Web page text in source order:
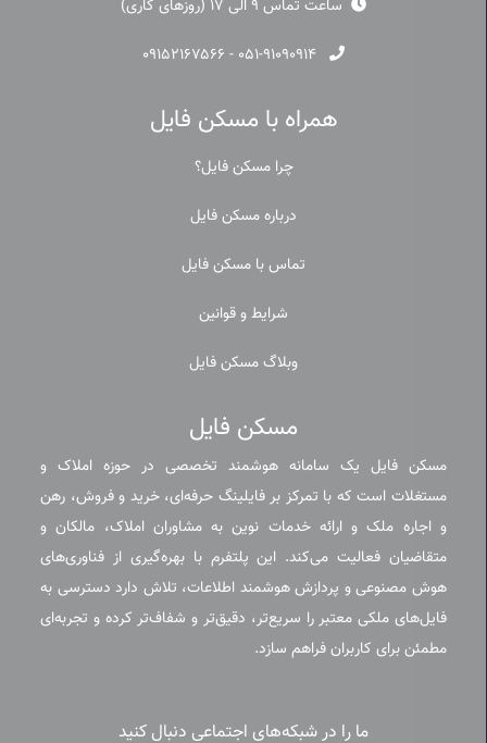
ساعت تماس 9 الی 17 (روزهای کاری)
۰۵۱-۹۱۰۹۰۹۱۴ - ۰۹۱۵۲۱۶۷۵۶۶
همراه با مسکن فایل
چرا مسکن فایل؟
درباره مسکن فایل
تماس با مسکن فایل
شرایط و قوانین
وبلاگ مسکن فایل
مسکن فایل
مسکن فایل یک سامانه هوشمند تخصصی در حوزه املاک و
مستغلات است که با تمرکز بر فایلینگ حرفه‌ای، خرید و فروش، رهن
و اجاره ملک و ارائه خدمات نوین به مشاوران املاک، مالکان و
متقاضیان فعالیت می‌کند. این پلتفرم با بهره‌گیری از فناوری‌های
هوش مصنوعی و پردازش هوشمند اطلاعات، تلاش دارد دسترسی به
فایل‌های ملکی معتبر را سریع‌تر، دقیق‌تر و شفاف‌تر کرده و تجربه‌ای
مطمئن برای کاربران فراهم سازد.
ما را در شبکه‌های اجتماعی دنبال کنید